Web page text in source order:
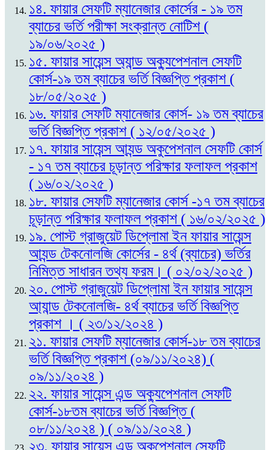
১৪. ফায়ার সেফটি ম্যানেজার কোর্সের - ১৯ তম
ব্যাচের ভর্তি পরীক্ষা সংক্রান্ত নোটিশ (
১৯/০৬/২০২৫ )
১৫. ফায়ার সায়েন্স অ্যান্ড অক্যুপেশনাল সেফটি
কোর্স-১৯ তম ব্যাচের ভর্তি বিজ্ঞপ্তি প্রকাশ (
১৮/০৫/২০২৫ )
১৬. ফায়ার সেফটি ম্যানেজার কোর্স- ১৯ তম ব্যাচের
ভর্তি বিজ্ঞপ্তি প্রকাশ ( ১২/০৫/২০২৫ )
১৭. ফায়ার সায়েন্স আ্যন্ড অকুপেশনাল সেফটি কোর্স
- ১৭ তম ব্যাচের চূড়ান্ত পরিক্ষার ফলাফল প্রকাশ
( ১৬/০২/২০২৫ )
১৮. ফায়ার সেফটি ম্যানেজার কোর্স -১৭ তম ব্যাচের
চূড়ান্ত পরিক্ষার ফলাফল প্রকাশ ( ১৬/০২/২০২৫ )
১৯. পোস্ট গ্রাজুয়েট ডিপ্লোমা ইন ফায়ার সায়েন্স
আ্যন্ড টেকনোলজি কোর্সের - ৪র্থ (ব্যাচের) ভর্তির
নিমিত্ত সাধারন তথ্য ফরম। ( ০২/০২/২০২৫ )
২০. পোস্ট গ্রাজুয়েট ডিপ্লোমা ইন ফায়ার সায়েন্স
আ্যান্ড টেকনোলজি- ৪র্থ ব্যাচের ভর্তি বিজ্ঞপ্তি
প্রকাশ । ( ২৩/১২/২০২৪ )
২১. ফায়ার সেফটি ম্যানেজার কোর্স-১৮ তম ব্যাচের
ভর্তি বিজ্ঞপ্তি প্রকাশ (০৯/১১/২০২৪) (
০৯/১১/২০২৪ )
২২. ফায়ার সায়েন্স এন্ড অক্যুপেশনাল সেফটি
কোর্স-১৮তম ব্যাচের ভর্তি বিজ্ঞপ্তি (
০৮/১১/২০২৪ ) ( ০৯/১১/২০২৪ )
২৩. ফায়ার সায়েন্স এন্ড অকুপেশনাল সেফটি